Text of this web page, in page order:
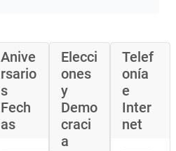
Anive
rsario
s
Fech
as
Elecci
ones
y
Demo
craci
a
Telef
onía
e
Inter
net